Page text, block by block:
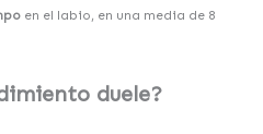
en el labio, en una media de 8
duele?